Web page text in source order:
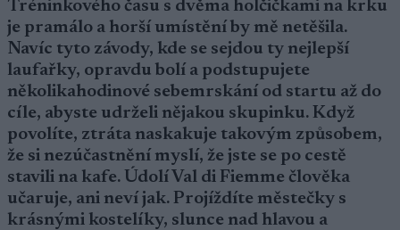
Tréninkového času s dvěma holčičkami na krku
je pramálo a horší umístění by mě netěšila.
Navíc tyto závody, kde se sejdou ty nejlepší
laufařky, opravdu bolí a podstupujete
několikahodinové sebemrskání od startu až do
cíle, abyste udrželi nějakou skupinku. Když
povolíte, ztráta naskakuje takovým způsobem,
že si nezúčastnění myslí, že jste se po cestě
stavili na kafe. Údolí Val di Fiemme člověka
učaruje, ani neví jak. Projíždíte městečky s
krásnými kostelíky, slunce nad hlavou a